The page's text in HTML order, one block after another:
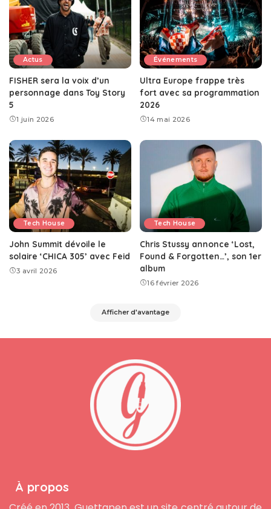
Actus
FISHER sera la voix d’un
personnage dans Toy Story
5
1 juin 2026
Événements
Ultra Europe frappe très
fort avec sa programmation
2026
14 mai 2026
Tech House
John Summit dévoile le
solaire ‘CHICA 305’ avec Feid
3 avril 2026
Tech House
Chris Stussy annonce ‘Lost,
Found & Forgotten…’, son 1er
album
16 février 2026
Afficher d'avantage
À propos